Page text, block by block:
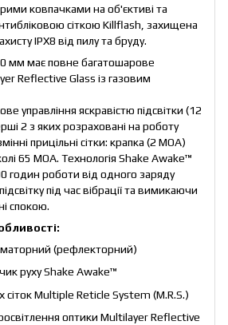
ковпачками на об'єктиві та
сіткою Killflash, захищена
IPX8 від пилу та бруду.
мм має повне багатошарове
Reflective Glass із газовим
управління яскравістю підсвітки (12
2 з яких розраховані на роботу
прицільні сітки: крапка (2 МОА)
65 МОА. Технологія Shake Awake™
годин роботи від одного заряду
під час вібрації та вимикаючи
спокою.
(рефлекторний)
руху Shake Awake™
сіток Multiple Reticle System (M.R.S.)
оптики Multilayer Reflective